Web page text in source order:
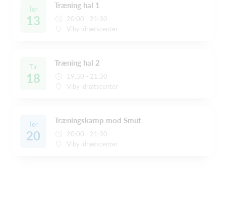
Tor
13
Træning hal 1
20:00 - 21:30
Viby idrætscenter
Tir
18
Træning hal 2
19:30 - 21:30
Viby idrætscenter
Tor
20
Træningskamp mod Smut
20:00 - 21:30
Viby idrætscenter